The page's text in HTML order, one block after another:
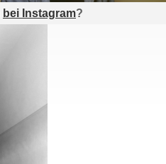
bei Instagram?